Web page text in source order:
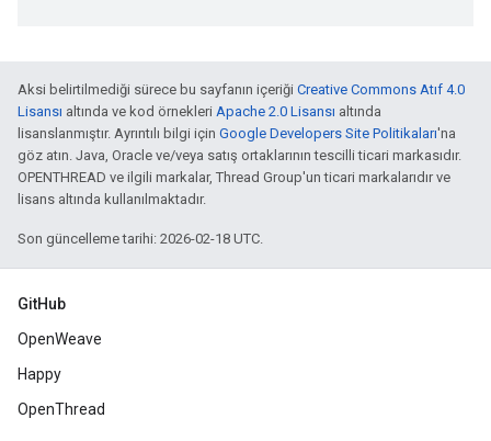
Aksi belirtilmediği sürece bu sayfanın içeriği Creative Commons Atıf 4.0
Lisansı altında ve kod örnekleri Apache 2.0 Lisansı altında
lisanslanmıştır. Ayrıntılı bilgi için Google Developers Site Politikaları'na
göz atın. Java, Oracle ve/veya satış ortaklarının tescilli ticari markasıdır.
OPENTHREAD ve ilgili markalar, Thread Group'un ticari markalarıdır ve
lisans altında kullanılmaktadır.
Son güncelleme tarihi: 2026-02-18 UTC.
GitHub
OpenWeave
Happy
OpenThread